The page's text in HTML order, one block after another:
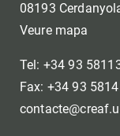
08193
Veure mapa
Tel: +34 93
Fax: +34 93